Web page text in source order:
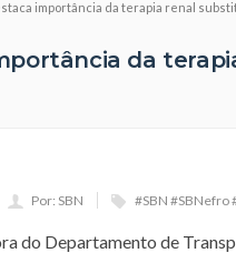
importância da terapia renal
da
Por: SBN #SBN #SBNefro
do Departamento de